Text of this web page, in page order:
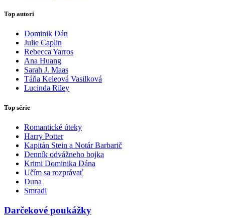
Top autori
Dominik Dán
Julie Caplin
Rebecca Yarros
Ana Huang
Sarah J. Maas
Táňa Keleová Vasilková
Lucinda Riley
Top série
Romantické úteky
Harry Potter
Kapitán Stein a Notár Barbarič
Denník odvážneho bojka
Krimi Dominika Dána
Učím sa rozprávať
Duna
Smradi
Darčekové poukážky